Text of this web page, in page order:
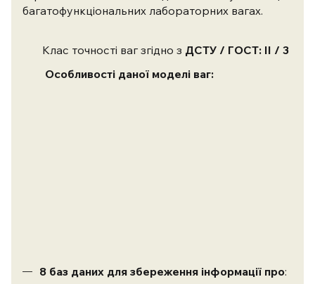
багатофункціональних лабораторних вагах.
Клас точності ваг згідно з ДСТУ / ГОСТ: II / 3
Особливості даної моделі ваг:
8 баз даних для збереження інформації про: